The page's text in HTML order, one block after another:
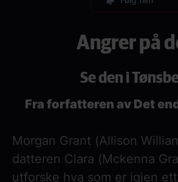
Angrer på
Se den i
Fra forfatteren av Det
Morgan Grant (Allison
datteren Clara (Mckenna
utforske hva som er igjen